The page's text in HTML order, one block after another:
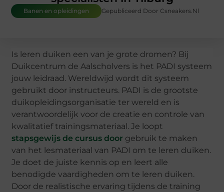
Banen en opleidingen Gepubliceerd Door Csneakers.nl
Is leren duiken een van je grote dromen? Bij
Duikcentrum de Aalscholvers is het PADI systeem
jouw leidraad. Wereldwijd wordt dit systeem
gebruikt door instructeurs. PADI is de grootste
duikopleidingsorganisatie ter wereld en is
verantwoordelijk voor de creatie en controle van
kwalitatief trainingsmateriaal. Je loopt
stapsgewijs de cursus door gebruik te maken
van het lesmateriaal van PADI om te leren duiken.
Je doet de juiste kennis op en leert alle
benodigde vaardigheden om te leren duiken.
Door de realistische ervaring tijdens de training